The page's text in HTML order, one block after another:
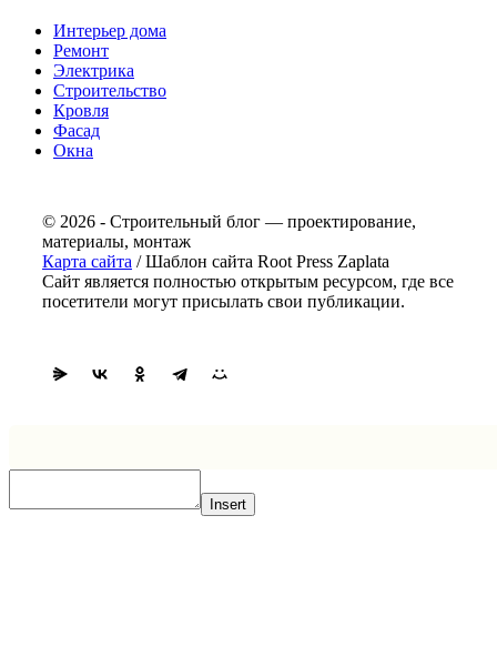
Интерьер дома
Ремонт
Электрика
Строительство
Кровля
Фасад
Окна
© 2026 - Строительный блог — проектирование,
материалы, монтаж
Карта сайта / Шаблон сайта Root Press Zaplata
Сайт является полностью открытым ресурсом, где все
посетители могут присылать свои публикации.
Insert